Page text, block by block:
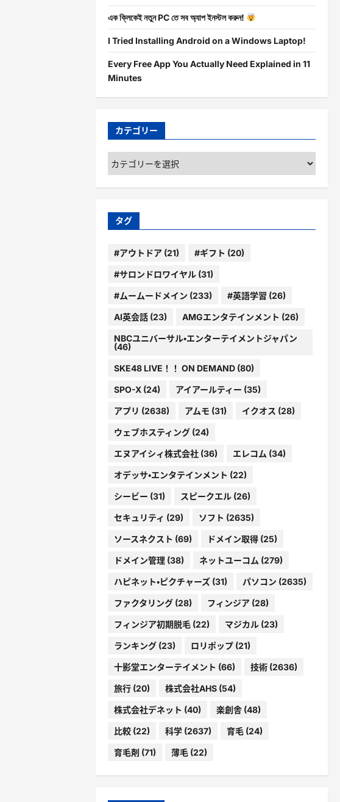
এক ক্লিকেই নতুন PC তে সব অ্যাপ ইনস্টল করুন!
I Tried Installing Android on a Windows Laptop!
Every Free App You Actually Need Explained in 11
Minutes
カテゴリー
カ
テ
ゴ
ー
タグ
#アウトドア(21) #ギフト (20)
#サロンドロワイヤル(31)
#ムームードメイン (233) #英語学習 (26)
AI英会話(23) AMGエンタテインメント (26)
NBCユニバーサル・エンターテイメントジャパン
(46)
SKE48 LIVE！！ ON DEMAND(80)
SPO-X(24) アイアールティー (35)
アプリ (2638) アムモ (31) イクオス (28)
ウェブホスティング(24)
エヌアイシィ株式会社(36) エレコム (34)
オデッサ・エンタテインメント (22)
シービー (31) スピークエル(26)
セキュリティ (29) ソフト (2635)
ソースネクスト (69) ドメイン取得(25)
ドメイン管理(38) ネットユーコム (279)
ハピネット・ピクチャーズ(31) パソコン (2635)
ファクタリング(28) フィンジア(28)
フィンジア初期脱毛(22) マジカル(23)
ランキング(23) ロリポップ(21)
十影堂エンターテイメント (66) 技術(2636)
旅行(20) 株式会社AHS(54)
株式会社デネット (40) 楽創舎(48)
比較(22) 科学(2637) 育毛(24)
育毛剤 (71) 薄毛(22)